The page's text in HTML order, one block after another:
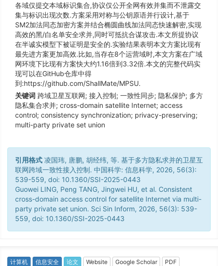
各域仅提交本域标识集合,协议仅公开全网有效并集而不泄露交
集与标识出现次数.方案采用对称与公钥原语并行设计,基于
SM2加法同态加密方案并结合椭圆曲线加法同态快速解密,实现
高效的黑/白名单安全求并,同时可抵抗合谋攻击.本文所提协议
在半诚实模型下被证明是安全的.实验结果表明本文方案比现有
最先进方案更加高效.比如,当存在8个运营域时,本文方案在广域
网环境下比现有方案快大约1.16倍到3.32倍.本文的完整代码实
现可以在GitHub仓库中得
到:https://github.com/ShallMate/MPSU.
关键词 跨域卫星互联网; 接入控制; 一致性同步; 隐私保护; 多方
隐私集合求并; cross-domain satellite Internet; access
control; consistency synchronization; privacy-preserving;
multi-party private set union
引用格式 凌国玮, 唐鹏, 胡经纬, 等. 基于多方隐私求并的卫星互
联网跨域一致性接入控制. 中国科学: 信息科学, 2026, 56(3):
539-559, doi: 10.1360/SSI-2025-0443
Guowei LING, Peng TANG, Jingwei HU, et al. Consistent
cross-domain access control for satellite Internet via multi-
party private set union. Sci Sin Inform, 2026, 56(3): 539-
559, doi: 10.1360/SSI-2025-0443
计算机 信息安全 论文 Website Google Scholar PDF